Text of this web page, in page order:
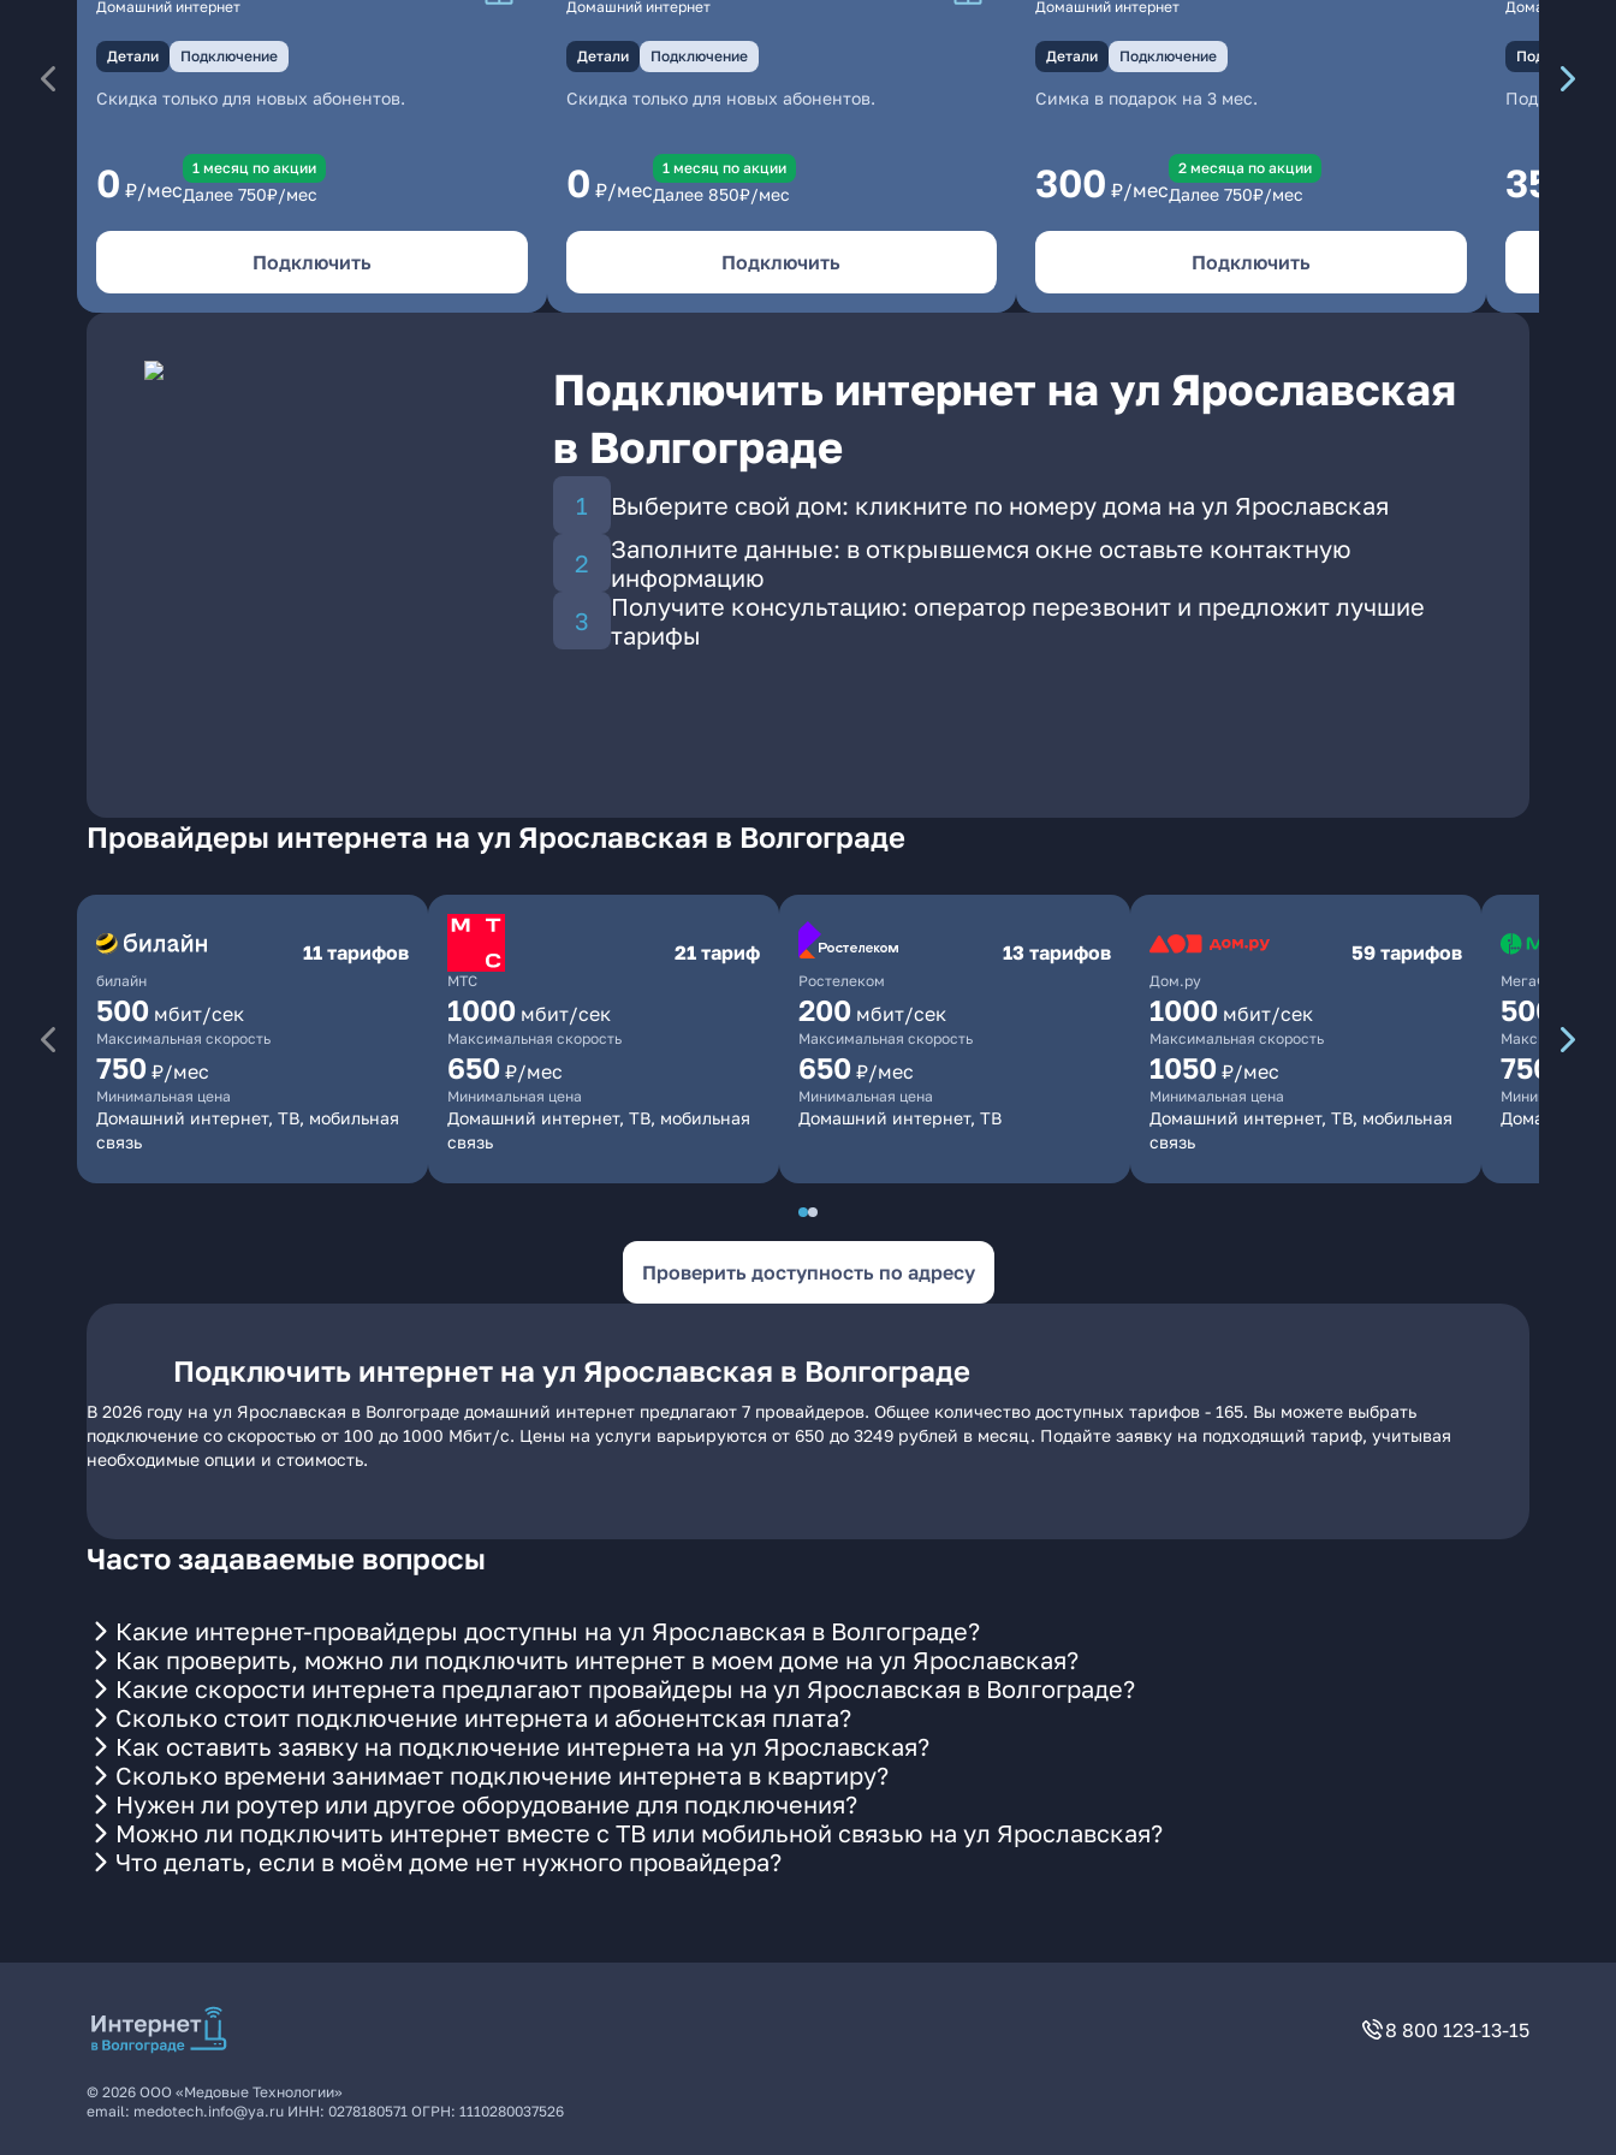
Домашний интернет
Детали Подключение
Скидка только для новых абонентов.
0 ₽/мес
1 месяц по акции
Далее 750₽/мес
Подключить
Домашний интернет
Детали Подключение
Скидка только для новых абонентов.
0 ₽/мес
1 месяц по акции
Далее 850₽/мес
Подключить
Домашний интернет
Детали Подключение
Симка в подарок на 3 мес.
300 ₽/мес
2 месяцa по акции
Далее 750₽/мес
Подключить
Домашний
Подключение
350
Подключить интернет на ул Ярославская
в Волгограде
Выберите свой дом: кликните по номеру дома на ул Ярославская
Заполните данные: в открывшемся окне оставьте контактную
информацию
Получите консультацию: оператор перезвонит и предложит лучшие
тарифы
Провайдеры интернета на ул Ярославская в Волгограде
билайн
11 тарифов
500 мбит/сек
Максимальная скорость
750 ₽/мес
Минимальная цена
Домашний интернет, ТВ, мобильная
связь
МТС
21 тариф
1000 мбит/сек
Максимальная скорость
650 ₽/мес
Минимальная цена
Домашний интернет, ТВ, мобильная
связь
Ростелеком
13 тарифов
200 мбит/сек
Максимальная скорость
650 ₽/мес
Минимальная цена
Домашний интернет, ТВ
Дом.ру
59 тарифов
1000 мбит/сек
Максимальная скорость
1050 ₽/мес
Минимальная цена
Домашний интернет, ТВ, мобильная
связь
МегаФон
500
Максимальная
750
Минимальная
Домашний
Проверить доступность по адресу
Подключить интернет на ул Ярославская в Волгограде
В 2026 году на ул Ярославская в Волгограде домашний интернет предлагают 7 провайдеров. Общее количество доступных тарифов - 165. Вы можете выбрать
подключение со скоростью от 100 до 1000 Мбит/с. Цены на услуги варьируются от 650 до 3249 рублей в месяц. Подайте заявку на подходящий тариф, учитывая
необходимые опции и стоимость.
Часто задаваемые вопросы
Какие интернет-провайдеры доступны на ул Ярославская в Волгограде?
Как проверить, можно ли подключить интернет в моем доме на ул Ярославская?
Какие скорости интернета предлагают провайдеры на ул Ярославская в Волгограде?
Сколько стоит подключение интернета и абонентская плата?
Как оставить заявку на подключение интернета на ул Ярославская?
Сколько времени занимает подключение интернета в квартиру?
Нужен ли роутер или другое оборудование для подключения?
Можно ли подключить интернет вместе с ТВ или мобильной связью на ул Ярославская?
Что делать, если в моём доме нет нужного провайдера?
8 800 123-13-15
© 2026 ООО «Медовые Технологии»
email: medotech.info@ya.ru ИНН: 0278180571 ОГРН: 1110280037526